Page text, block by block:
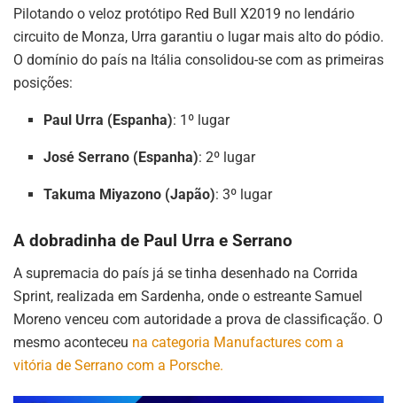
Pilotando o veloz protótipo Red Bull X2019 no lendário
circuito de Monza, Urra garantiu o lugar mais alto do pódio.
O domínio do país na Itália consolidou-se com as primeiras
posições:
Paul Urra (Espanha): 1º lugar
José Serrano (Espanha): 2º lugar
Takuma Miyazono (Japão): 3º lugar
A dobradinha de Paul Urra e Serrano
A supremacia do país já se tinha desenhado na Corrida
Sprint, realizada em Sardenha, onde o estreante Samuel
Moreno venceu com autoridade a prova de classificação. O
mesmo aconteceu na categoria Manufactures com a
vitória de Serrano com a Porsche.